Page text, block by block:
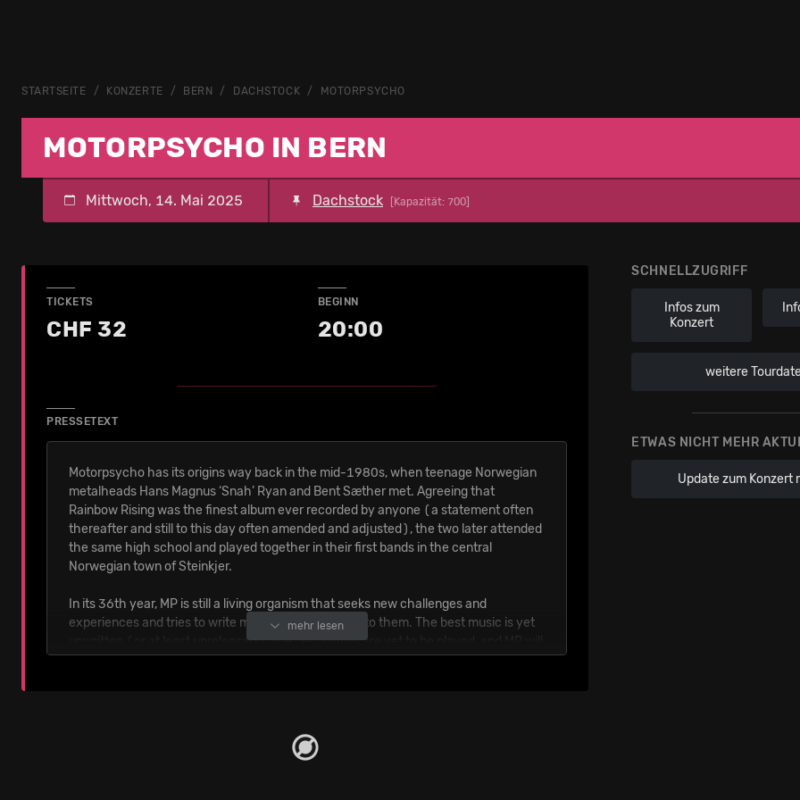
STARTSEITE KONZERTE BERN DACHSTOCK MOTORPSYCHO
MOTORPSYCHO IN BERN
Mittwoch, 14. Mai 2025 Dachstock [Kapazität: 700]
SCHNELLZUGRIFF
Infos zum
Konzert
weitere
ETWAS NICHT MEHR
Update zum Konzert
TICKETS
CHF 32
BEGINN
20:00
PRESSETEXT
Motorpsycho has its origins way back in the mid-1980s, when teenage Norwegian
metalheads Hans Magnus ‘Snah’ Ryan and Bent Sæther met. Agreeing that
Rainbow Rising was the finest album ever recorded by anyone (a statement often
thereafter and still to this day often amended and adjusted), the two later attended
the same high school and played together in their first bands in the central
Norwegian town of Steinkjer.
In its 36th year, MP is still a living organism that seeks new challenges and
experiences and tries to write music that is relevant to them. The best music is yet
unwritten (or at least unreleased!), the best shows are yet to be played, and MP will
keep on doing their thing for as long as their ears will allow them to.
mehr lesen